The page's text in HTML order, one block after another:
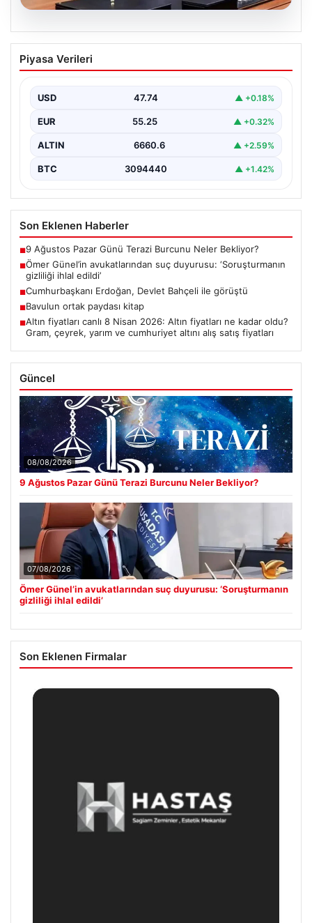
07.08.2026
Ömer Günel’in avukatlarından suç
duyurusu: ‘Soruşturmanın gizliliği ihlal
Piyasa Verileri
USD 47.74 ▲ +0.18%
EUR 55.25 ▲ +0.32%
ALTIN 6660.6 ▲ +2.59%
BTC 3094440 ▲ +1.42%
Son Eklenen Haberler
■9 Ağustos Pazar Günü Terazi Burcunu Neler Bekliyor?
■Ömer Günel’in avukatlarından suç duyurusu: ‘Soruşturmanın
gizliliği ihlal edildi’
■Cumhurbaşkanı Erdoğan, Devlet Bahçeli ile görüştü
■Bavulun ortak paydası kitap
■Altın fiyatları canlı 8 Nisan 2026: Altın fiyatları ne kadar oldu?
Gram, çeyrek, yarım ve cumhuriyet altını alış satış fiyatları
Güncel
08/08/2026
9 Ağustos Pazar Günü Terazi Burcunu Neler Bekliyor?
07/08/2026
Ömer Günel’in avukatlarından suç duyurusu: ‘Soruşturmanın
gizliliği ihlal edildi’
Son Eklenen Firmalar